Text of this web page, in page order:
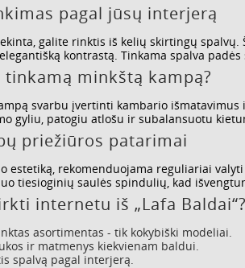
pagal jūsų interjerą
galite rinktis iš kelių skirtingų
kontrastą. Tinkama spalva
minkštą kampą?
svarbu įvertinti kambario
gyliu, patogiu atlošu ir subalansuotu
priežiūros patarimai
estetiką, rekomenduojama reguliariai
tiesioginių saulės spindulių, kad
internetu iš „Lafa Baldai“?
asortimentas - tik kokybiški modeliai.
ir matmenys kiekvienam baldui.
spalvą pagal interjerą.